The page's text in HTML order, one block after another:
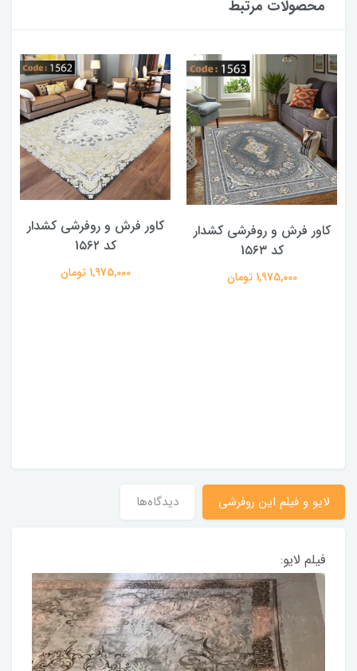
محصولات مرتبط
کاور فرش و روفرشی کشدار
کد 1۵۶۳
1,975,000 تومان
کاور فرش و روفرشی کشدار
کد 1۵۶۲
1,975,000 تومان
لایو و فیلم این روفرشی دیدگاه‌ها
فیلم لایو: